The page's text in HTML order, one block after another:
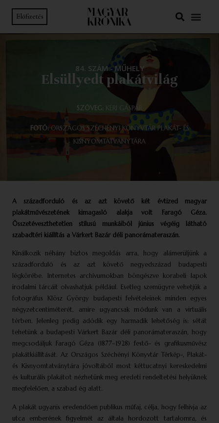
Előfizetés
84. SZÁM - MŰHELY
Elsüllyedt plakátvilág
SZÖVEG: KÉRI GÁSPÁR
FOTÓ:ORSZÁGOS SZÉCHÉNYI KÖNYVTÁR PLAKÁT- ÉS
KISNYOMTATVÁNYTÁRA
A századforduló és az azt követő két évtized magyar
plakátművészetének kimagasló alakja volt Faragó Géza.
Összetéveszthetetlen stílusú munkáiból június végéig látható
szabadtéri kiállítás a Várkert Bazár déli panorámateraszán.
Kínálkozik néhány biztos megoldás arra, hogy alámerüljünk a
századforduló és az azt követő negyedszázad budapesti
légkörébe. Internetes archívumokban böngészve korabeli lapok
irodalmi tárcáit olvashatjuk például. Esetleg szemügyre vehetjük a
fotográfus Klösz György budapesti felvételeinek minden egyes
négyzetcentiméterét, amire ugyancsak módunk van a virtuális
térben. Jelenleg pedig adódik egy harmadik lehetőség is: sétát
tehetünk a budapesti Várkert Bazár déli panoráma­teraszán, hogy
megcsodáljuk Faragó Géza (1877–1928) festő- és grafikusművész
plakátkiállítását. Az Országos Széchényi Könyvtár Térkép-, Plakát-
és Kisnyomtatványtára jóvoltából most kéttucatnyi kereskedelmi
és kulturális plakátot nézhetünk meg eredeti rendeltetési helyüknek
megfelelően, a szabad ég alatt.
A plakát ugyanis eredendően publikus műfaj, célja, hogy felhívja az
utca emberének figyelmét az általa hordozott tartalomra, és